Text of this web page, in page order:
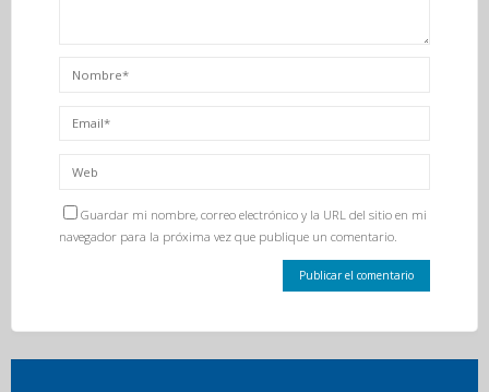
Guardar mi nombre, correo electrónico y la URL del sitio en mi
navegador para la próxima vez que publique un comentario.